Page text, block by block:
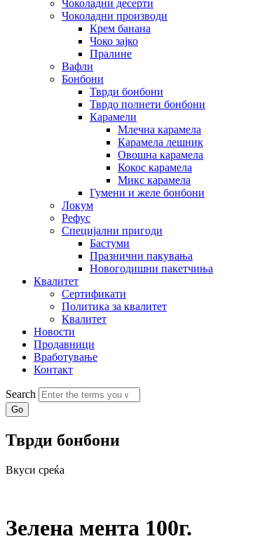
Чоколадни десерти
Чоколадни производи
Крем банана
Чоко зајко
Пралине
Вафли
Бонбони
Тврди бонбони
Тврдо полнети бонбони
Карамели
Млечна карамела
Карамела лешник
Овошна карамела
Кокос карамела
Микс карамела
Гумени и желе бонбони
Локум
Рефус
Специјални пригоди
Бастуми
Празнични пакувања
Новогодишни пакетчиња
Квалитет
Сертификати
Политика за квалитет
Квалитет
Новости
Продавници
Вработување
Контакт
Search
Тврди бонбони
Вкуси среќа
Зелена мента 100г.